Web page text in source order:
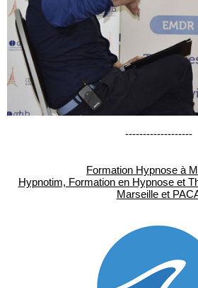
-------------------
Formation Hypnose à
Hypnotim, Formation en Hypnose et
Marseille et